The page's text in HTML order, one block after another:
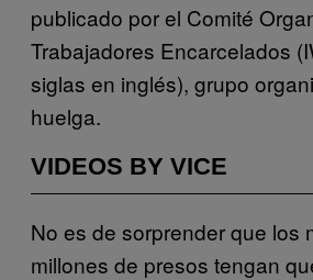
publicado por el Comité
Trabajadores Encarcelados
siglas en inglés), grupo
huelga.
VIDEOS BY VICE
No es de sorprender que los
millones de presos tengan